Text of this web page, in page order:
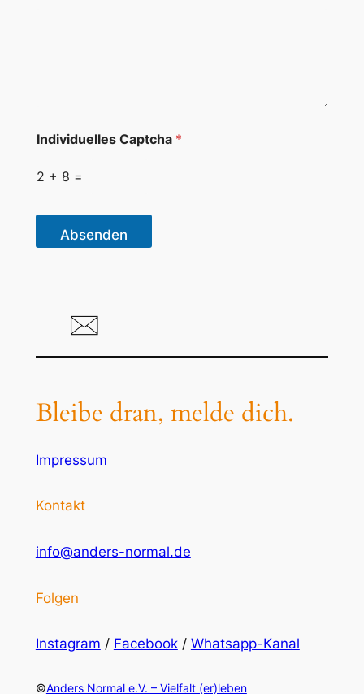
Individuelles Captcha *
2 + 8 =
Absenden
Bleibe dran, melde dich.
Impressum
Kontakt
info@anders-normal.de
Folgen
Instagram / Facebook/ Whatsapp-Kanal
©Anders Normal e.V. – Vielfalt (er)leben